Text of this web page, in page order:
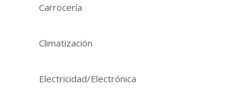
Carrocería
Climatización
Electricidad/Electrónica